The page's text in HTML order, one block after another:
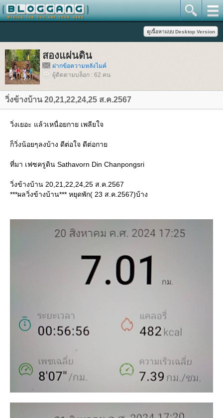
สองแผ่นดิน
ฝากข้อความหลังไมค์
ผู้ติดตามบล็อก : 62 คน
วิ่งข้างบ้าน 20,21,22,24,25 ส.ค.2567
วิ่งเยอะ แล้วเหนื่อยกาย เพลียใจ
ก็วิ่งน้อยๆลงบ้าง ดีต่อใจ ดีต่อกา
ที่มา เฟซครูดิน Sathavorn Din Chanpongsri
วิ่งข้างบ้าน 20,21,22,24,25 ส.ค.2567
***ผลวิ่งข้างบ้าน*** หยุดพัก( 23 ส.ค.2567)บ้าง